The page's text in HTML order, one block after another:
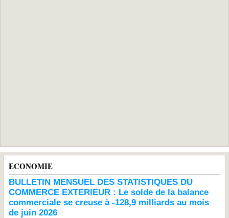
ECONOMIE
BULLETIN MENSUEL DES STATISTIQUES DU
COMMERCE EXTERIEUR : Le solde de la balance
commerciale se creuse à -128,9 milliards au mois
de juin 2026